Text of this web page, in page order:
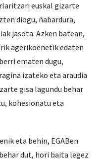
euskal gizarte
diogu, ñabardura,
jasota. Azken batean,
agerikoenetik edaten
ematen dugu,
izateko eta araudia
gisa lagundu behar
kohesionatu eta
eta behin, EGABen
dut, hori baita legez